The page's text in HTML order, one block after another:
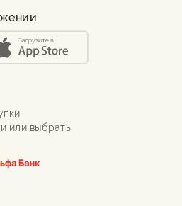
или выбрать